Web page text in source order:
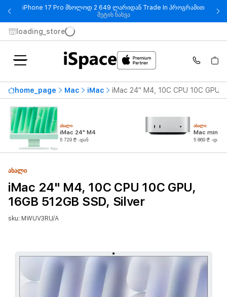
iPhone 17 Pro მხოლოდ 2 649 ლარიდან Trade In პროგრამით
მეტის ნახვა- iPhone 17 Pro მხოლოდ 2 649
loading_store
home_page Mac iMac iMac 24" M4, 10C CPU 10C GPU,
ᲐᲮᲐᲚᲘ
iMac 24" M4
5 729 ₾ -დან
ᲐᲮᲐᲚᲘ
Mac mini
5 869 ₾ -დან
ᲐᲮᲐᲚᲘ
iMac 24" M4, 10C CPU 10C GPU,
16GB 512GB SSD, Silver
sku: MWUV3RU/A